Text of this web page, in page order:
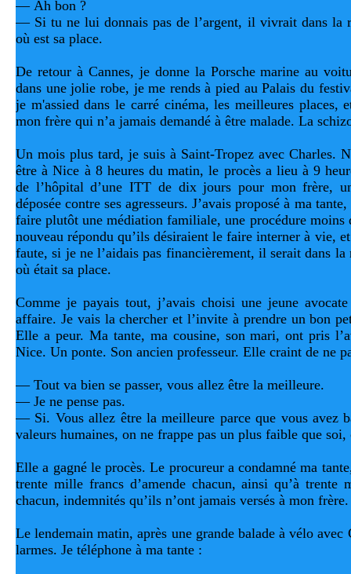
— Ah bon ?
— Si tu ne lui donnais pas de l’argent, il vivrait dans la
où est sa place.
De retour à Cannes, je donne la Porsche marine au
dans une jolie robe, je me rends à pied au Palais du
je m'assied dans le carré cinéma, les meilleures places,
mon frère qui n’a jamais demandé à être malade. La
Un mois plus tard, je suis à Saint-Tropez avec Charles.
être à Nice à 8 heures du matin, le procès a lieu à 9
de l’hôpital d’une ITT de dix jours pour mon frère,
déposée contre ses agresseurs. J’avais proposé à ma
faire plutôt une médiation familiale, une procédure moins
nouveau répondu qu’ils désiraient le faire interner à vie,
faute, si je ne l’aidais pas financièrement, il serait dans la
où était sa place.
Comme je payais tout, j’avais choisi une jeune
affaire. Je vais la chercher et l’invite à prendre un bon
Elle a peur. Ma tante, ma cousine, son mari, ont pris
Nice. Un ponte. Son ancien professeur. Elle craint de ne
— Tout va bien se passer, vous allez être la meilleure.
— Je ne pense pas.
— Si. Vous allez être la meilleure parce que vous avez
valeurs humaines, on ne frappe pas un plus faible que soi,
Elle a gagné le procès. Le procureur a condamné ma
trente mille francs d’amende chacun, ainsi qu’à trente
chacun, indemnités qu’ils n’ont jamais versés à mon frère.
Le lendemain matin, après une grande balade à vélo avec
larmes. Je téléphone à ma tante :